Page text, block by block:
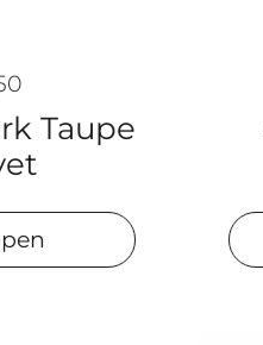
Taupe